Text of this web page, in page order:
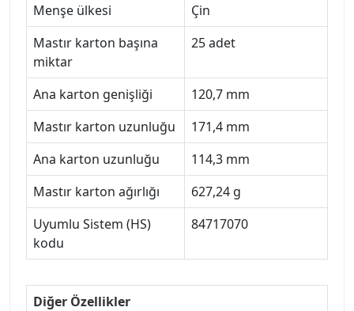
Menşe ülkesi
Çin
Mastır karton başına
miktar
25 adet
Ana karton genişliği
120,7 mm
Mastır karton uzunluğu
171,4 mm
Ana karton uzunluğu
114,3 mm
Mastır karton ağırlığı
627,24 g
Uyumlu Sistem (HS)
kodu
84717070
Diğer Özellikler